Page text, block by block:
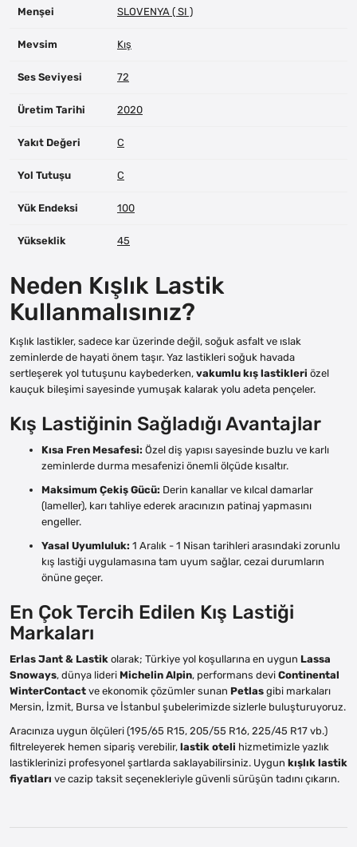
Menşei SLOVENYA ( SI )
Mevsim Kış
Ses Seviyesi 72
Üretim Tarihi 2020
Yakıt Değeri C
Yol Tutuşu C
Yük Endeksi 100
Yükseklik 45
Neden Kışlık Lastik
Kullanmalısınız?
Kışlık lastikler, sadece kar üzerinde değil, soğuk asfalt ve ıslak
zeminlerde de hayati önem taşır. Yaz lastikleri soğuk havada
sertleşerek yol tutuşunu kaybederken, vakumlu kış lastikleri özel
kauçuk bileşimi sayesinde yumuşak kalarak yolu adeta pençeler.
Kış Lastiğinin Sağladığı Avantajlar
Kısa Fren Mesafesi: Özel diş yapısı sayesinde buzlu ve karlı
zeminlerde durma mesafenizi önemli ölçüde kısaltır.
Maksimum Çekiş Gücü: Derin kanallar ve kılcal damarlar
(lameller), karı tahliye ederek aracınızın patinaj yapmasını
engeller.
Yasal Uyumluluk: 1 Aralık - 1 Nisan tarihleri arasındaki zorunlu
kış lastiği uygulamasına tam uyum sağlar, cezai durumların
önüne geçer.
En Çok Tercih Edilen Kış Lastiği
Markaları
Erlas Jant & Lastik olarak; Türkiye yol koşullarına en uygun Lassa
Snoways, dünya lideri Michelin Alpin, performans devi Continental
WinterContact ve ekonomik çözümler sunan Petlas gibi markaları
Mersin, İzmit, Bursa ve İstanbul şubelerimizde sizlerle buluşturuyoruz.
Aracınıza uygun ölçüleri (195/65 R15, 205/55 R16, 225/45 R17 vb.)
filtreleyerek hemen sipariş verebilir, lastik oteli hizmetimizle yazlık
lastiklerinizi profesyonel şartlarda saklayabilirsiniz. Uygun kışlık lastik
fiyatları ve cazip taksit seçenekleriyle güvenli sürüşün tadını çıkarın.